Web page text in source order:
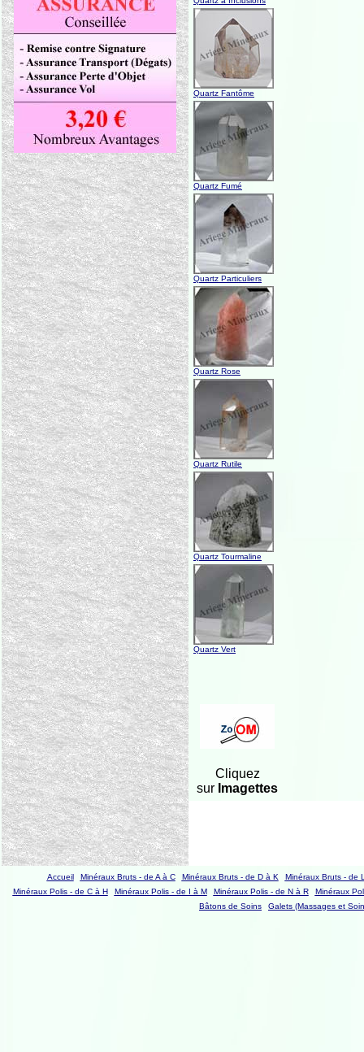
Quartz Fantôme
Quartz Fumé
Quartz Particuliers
Quartz Rose
Quartz Rutile
Quartz Tourmaline
Quartz Vert
Cliquez
sur Imagettes
Accueil Minéraux Bruts - de A à C Minéraux Bruts - de D à K
Minéraux Bruts - de
Minéraux Polis - de C à H
Minéraux Polis - de I à M Minéraux Polis - de N à R
Minéraux
Bâtons de Soins
Galets (Massages et